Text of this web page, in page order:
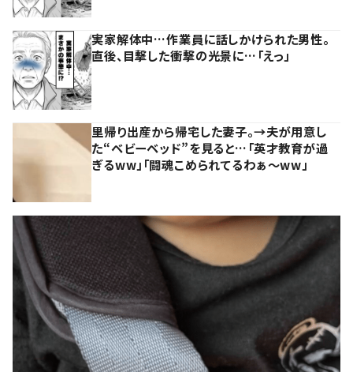
実家解体中…作業員に話しかけられた男性。
直後、目撃した衝撃の光景に…「えっ」
里帰り出産から帰宅した妻子。→夫が用意し
た“ベビーベッド”を見ると…「英才教育が過
ぎるww」「闘魂こめられてるわぁ～ww」